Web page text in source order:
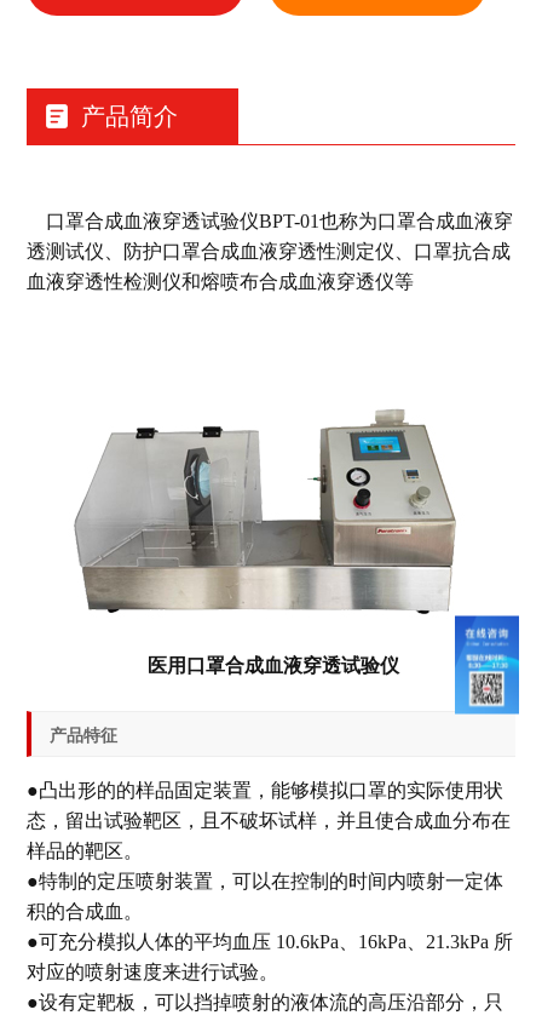
产品简介
口罩合成血液穿透试验仪BPT-01也称为口罩合成血液穿
透测试仪、防护口罩合成血液穿透性测定仪、口罩抗合成
血液穿透性检测仪和熔喷布合成血液穿透仪等
医用口罩合成血液穿透试验仪
产品特征
●凸出形的的样品固定装置，能够模拟口罩的实际使用状
态，留出试验靶区，且不破坏试样，并且使合成血分布在
样品的靶区。
●特制的定压喷射装置，可以在控制的时间内喷射一定体
积的合成血。
●可充分模拟人体的平均血压 10.6kPa、16kPa、21.3kPa 所
对应的喷射速度来进行试验。
●设有定靶板，可以挡掉喷射的液体流的高压沿部分，只